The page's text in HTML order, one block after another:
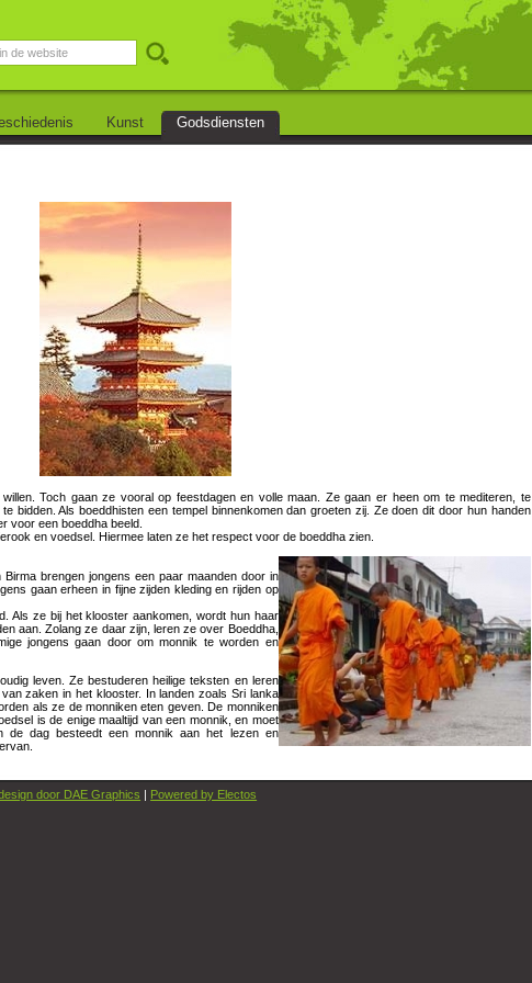
Kunst Godsdiensten
Toch gaan ze vooral op feestdagen en volle maan. Ze gaan er heen om te mediteren, te
bidden. Als boeddhisten een tempel binnenkomen dan groeten zij. Ze doen dit door hun handen
voor een boeddha beeld.
en voedsel. Hiermee laten ze het respect voor de boeddha zien.
brengen jongens een paar maanden door in
gaan erheen in fijne zijden kleding en rijden op
Als ze bij het klooster aankomen, wordt hun haar
aan. Zolang ze daar zijn, leren ze over Boeddha,
jongens gaan door om monnik te worden en
leven. Ze bestuderen heilige teksten en leren
zaken in het klooster. In landen zoals Sri lanka
als ze de monniken eten geven. De monniken
is de enige maaltijd van een monnik, en moet
de dag besteedt een monnik aan het lezen en
door DAE Graphics | Powered by Electos